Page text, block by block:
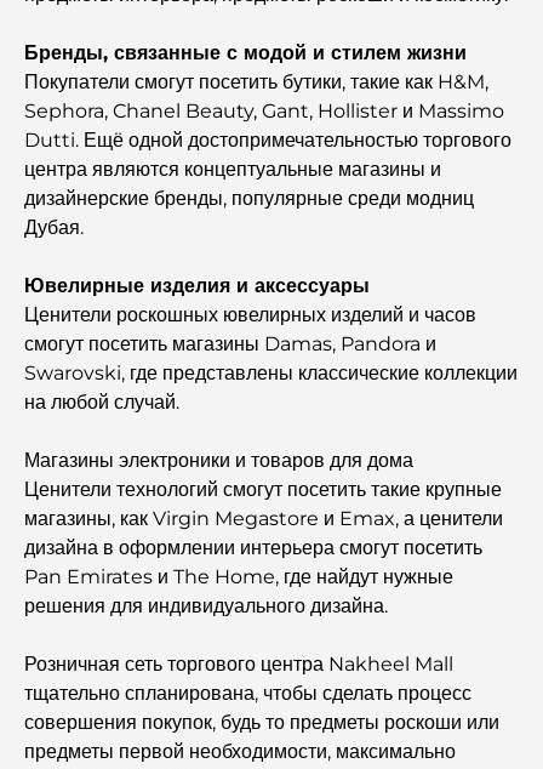
Лучшие районы Дубая для проживания с семьей:
узнайте о самых выгодных вариантах.
Пятизвездочные отели в Дубае: непревзойденная
роскошь для каждого путешественника.
Чем заняться в центре Дубая: ваш подробный
Лучший ифтар в Дубае: 7 лучших мест для
незабываемого рамаданского застолья.
Кафе в районе Business Bay: идеальное сочетание
кофе и общения.
Рестораны Дубая, отмеченные звездами Мишлен:
гастрономическое приключение.
Обзор ресторанов в Jumeirah Golf Estates:
Dubai Horse Racing: Where Tradition Meets
Global Competition
Кафе на Палм-Джумейра: путеводитель по лучшим
Бренды, связанные с модой и стилем жизни
Покупатели смогут посетить бутики, такие как H&M,
Sephora, Chanel Beauty, Gant, Hollister и Massimo
Dutti. Ещё одной достопримечательностью торгового
центра являются концептуальные магазины и
дизайнерские бренды, популярные среди модниц
Дубая.
Ювелирные изделия и аксессуары
Ценители роскошных ювелирных изделий и часов
смогут посетить магазины Damas, Pandora и
Swarovski, где представлены классические коллекции
на любой случай.
Магазины электроники и товаров для дома
Ценители технологий смогут посетить такие крупные
магазины, как Virgin Megastore и Emax, а ценители
дизайна в оформлении интерьера смогут посетить
Pan Emirates и The Home, где найдут нужные
решения для индивидуального дизайна.
Розничная сеть торгового центра Nakheel Mall
тщательно спланирована, чтобы сделать процесс
совершения покупок, будь то предметы роскоши или
предметы первой необходимости, максимально